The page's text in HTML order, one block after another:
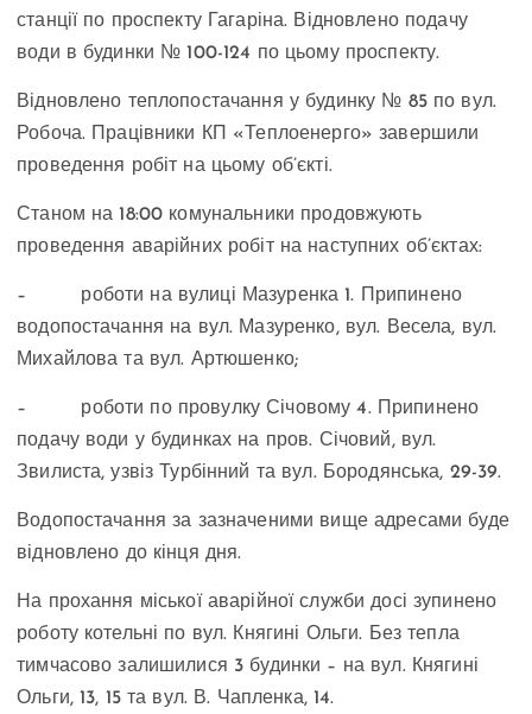
станції по проспекту Гагаріна. Відновлено подачу
води в будинки № 100-124 по цьому проспекту.
Відновлено теплопостачання у будинку № 85 по вул.
Робоча. Працівники КП «Теплоенерго» завершили
проведення робіт на цьому об’єкті.
Станом на 18:00 комунальники продовжують
проведення аварійних робіт на наступних об’єктах:
– роботи на вулиці Мазуренка 1. Припинено
водопостачання на вул. Мазуренко, вул. Весела, вул.
Михайлова та вул. Артюшенко;
– роботи по провулку Січовому 4. Припинено
подачу води у будинках на пров. Січовий, вул.
Звилиста, узвіз Турбінний та вул. Бородянська, 29-39.
Водопостачання за зазначеними вище адресами буде
відновлено до кінця дня.
На прохання міської аварійної служби досі зупинено
роботу котельні по вул. Княгині Ольги. Без тепла
тимчасово залишилися 3 будинки – на вул. Княгині
Ольги, 13, 15 та вул. В. Чапленка, 14.